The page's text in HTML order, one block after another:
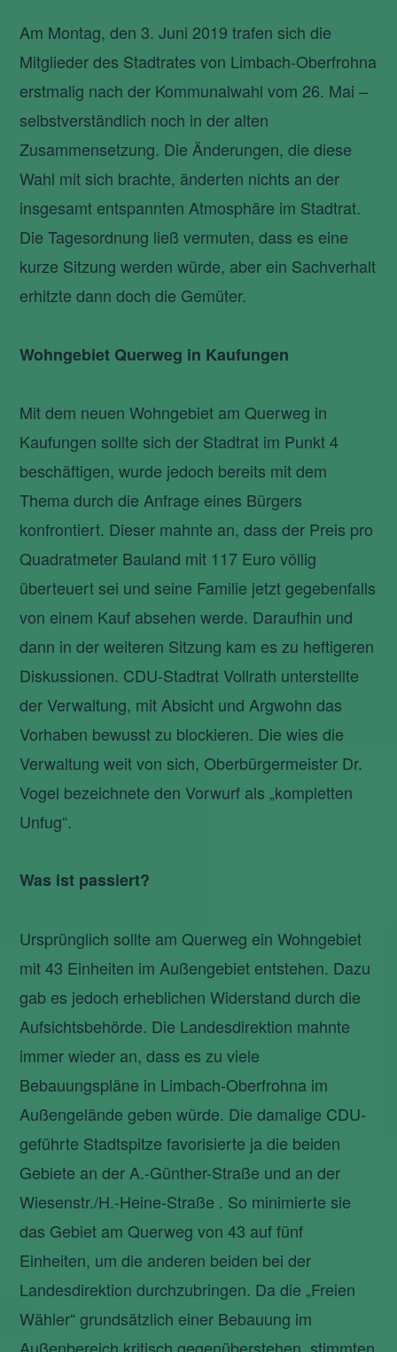
Am Montag, den 3. Juni 2019 trafen sich die
Mitglieder des Stadtrates von Limbach-Oberfrohna
erstmalig nach der Kommunalwahl vom 26. Mai –
selbstverständlich noch in der alten
Zusammensetzung. Die Änderungen, die diese
Wahl mit sich brachte, änderten nichts an der
insgesamt entspannten Atmosphäre im Stadtrat.
Die Tagesordnung ließ vermuten, dass es eine
kurze Sitzung werden würde, aber ein Sachverhalt
erhitzte dann doch die Gemüter.
Wohngebiet Querweg in Kaufungen
Mit dem neuen Wohngebiet am Querweg in
Kaufungen sollte sich der Stadtrat im Punkt 4
beschäftigen, wurde jedoch bereits mit dem
Thema durch die Anfrage eines Bürgers
konfrontiert. Dieser mahnte an, dass der Preis pro
Quadratmeter Bauland mit 117 Euro völlig
überteuert sei und seine Familie jetzt gegebenfalls
von einem Kauf absehen werde. Daraufhin und
dann in der weiteren Sitzung kam es zu heftigeren
Diskussionen. CDU-Stadtrat Vollrath unterstellte
der Verwaltung, mit Absicht und Argwohn das
Vorhaben bewusst zu blockieren. Die wies die
Verwaltung weit von sich, Oberbürgermeister Dr.
Vogel bezeichnete den Vorwurf als „kompletten
Unfug“.
Was ist passiert?
Ursprünglich sollte am Querweg ein Wohngebiet
mit 43 Einheiten im Außengebiet entstehen. Dazu
gab es jedoch erheblichen Widerstand durch die
Aufsichtsbehörde. Die Landesdirektion mahnte
immer wieder an, dass es zu viele
Bebauungspläne in Limbach-Oberfrohna im
Außengelände geben würde. Die damalige CDU-
geführte Stadtspitze favorisierte ja die beiden
Gebiete an der A.-Günther-Straße und an der
Wiesenstr./H.-Heine-Straße . So minimierte sie
das Gebiet am Querweg von 43 auf fünf
Einheiten, um die anderen beiden bei der
Landesdirektion durchzubringen. Da die „Freien
Wähler“ grundsätzlich einer Bebauung im
Außenbereich kritisch gegenüberstehen, stimmten